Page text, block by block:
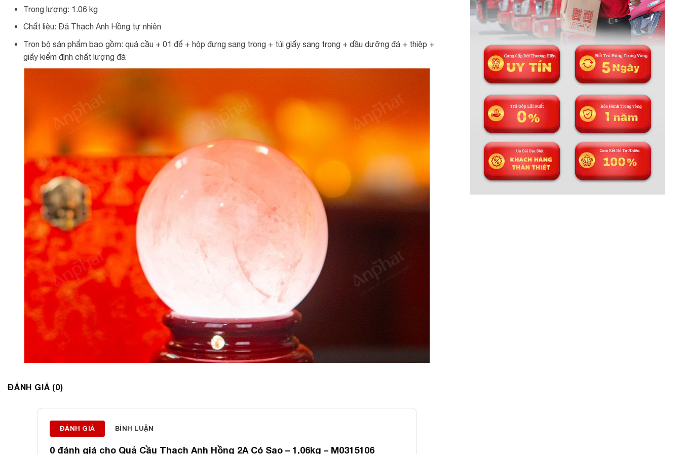
Trọng lượng: 1.06 kg
Chất liệu: Đá Thạch Anh Hồng tự nhiên
Trọn bộ sản phẩm bao gồm: quả cầu + 01 đế + hộp đựng sang trọng + túi giấy sang trọng + dầu dưỡng đá + thiệp +
giấy kiểm định chất lượng đá
ĐÁNH GIÁ (0)
ĐÁNH GIÁ BÌNH LUẬN
0 đánh giá cho Quả Cầu Thạch Anh Hồng 2A Có Sao – 1,06kg – M0315106